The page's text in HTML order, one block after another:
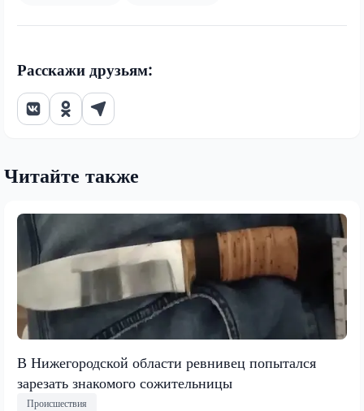
Расскажи друзьям:
Читайте также
В Нижегородской области ревнивец попытался
зарезать знакомого сожительницы
Происшествия